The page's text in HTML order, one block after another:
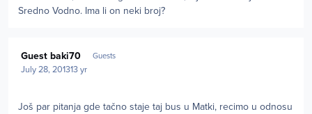
Sredno Vodno. Ima li on neki broj?
Guest baki70 Guests
July 28, 201313 yr
Još par pitanja gde tačno staje taj bus u Matki, recimo u odnosu